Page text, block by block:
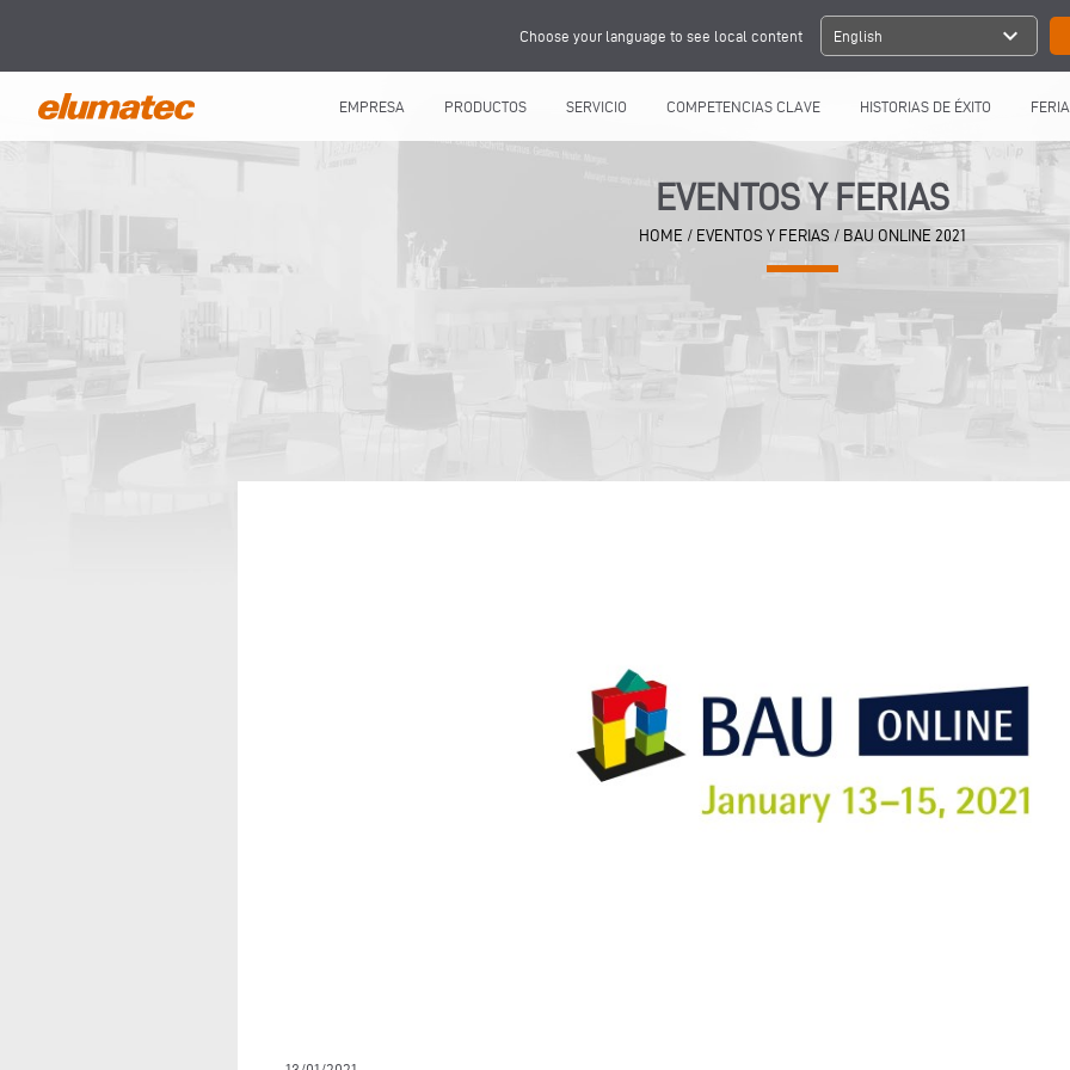
Choose your language to see local content English expand_more
EMPRESA PRODUCTOS SERVICIO COMPETENCIAS CLAVE HISTORIAS DE ÉXITO
EVENTOS Y FERIAS
HOME / EVENTOS Y FERIAS / BAU ONLINE 2021